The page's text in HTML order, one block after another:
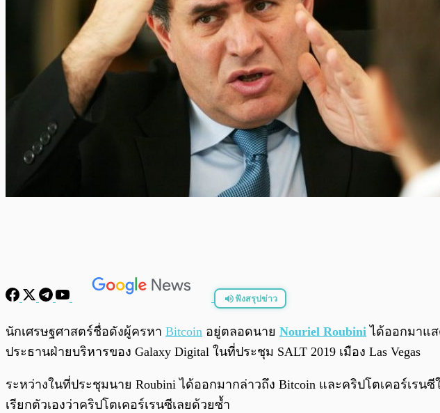
ฟังสรุปข่าว
พร้อมเล่น
นักเศรษฐศาสตร์ชื่อดังผู้ครหา Bitcoin อยู่ตลอดนาย Nouriel Roubini ได้ออกมาแส
ประธานฝ่ายบริหารของ Galaxy Digital ในที่ประชุม SALT 2019 เมือง Las Vegas
ระหว่างในที่ประชุมนาย Roubini ได้ออกมากล่าวถึง Bitcoin และคริปโตเคอร์เร
เรียกตัวเองว่าคริปโตเคอร์เรนซีเลยด้วยซ้ำ